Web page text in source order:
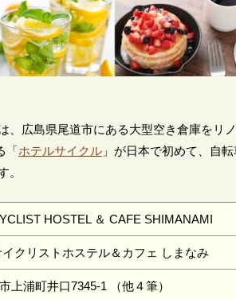
、広島県尾道市にある大型空き倉庫をリ
「ホテルサイクル 」が日本で初めて、自
。
HOSTEL ＆ CAFE SHIMANAMI
クリストホステル＆カフェ しまなみ
上浦町井口7345-1 （他４筆）